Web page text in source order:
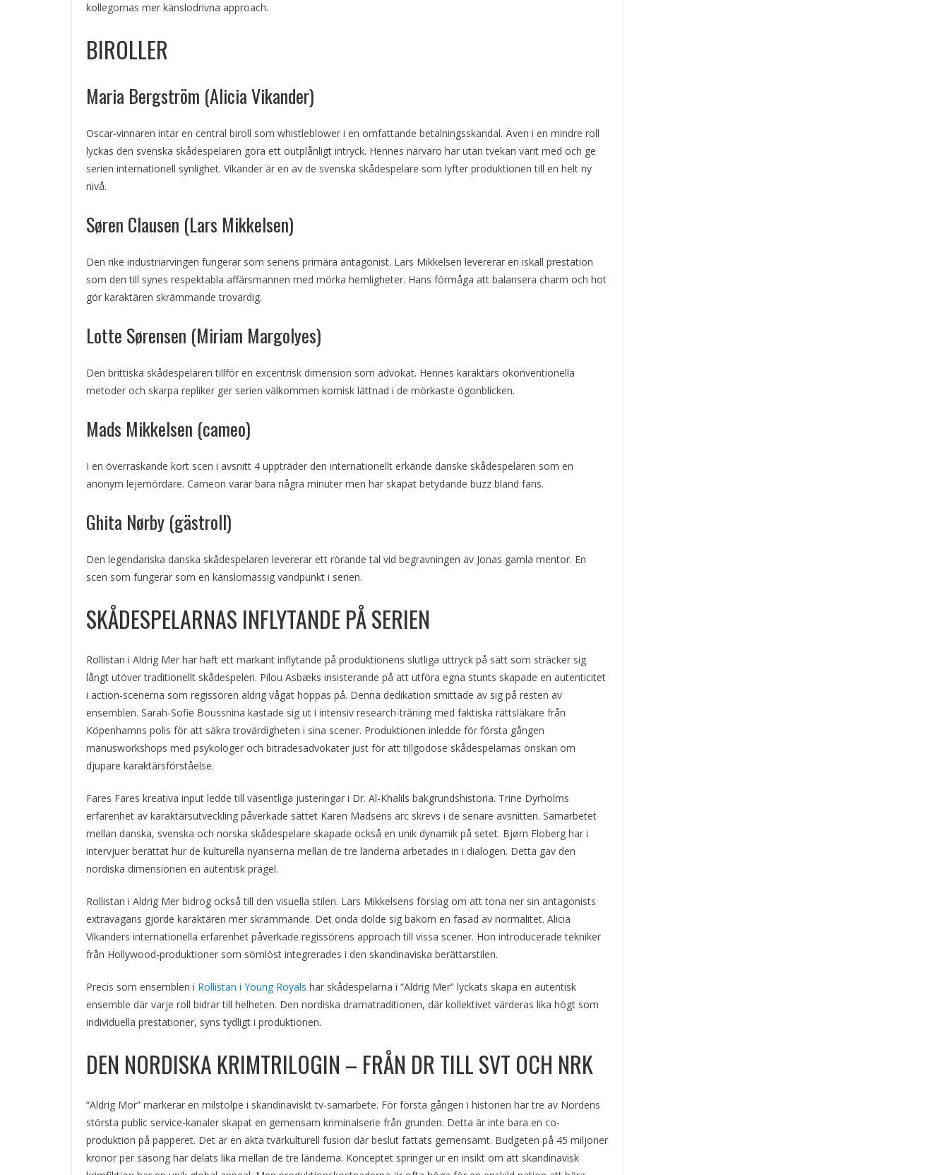
kollegornas mer känslodrivna approach.
BIROLLER
Maria Bergström (Alicia Vikander)
Oscar-vinnaren intar en central biroll som whistleblower i en omfattande betalningsskandal. Även i en mindre roll
lyckas den svenska skådespelaren göra ett outplånligt intryck. Hennes närvaro har utan tvekan varit med och ge
serien internationell synlighet. Vikander är en av de svenska skådespelare som lyfter produktionen till en helt ny
nivå.
Søren Clausen (Lars Mikkelsen)
Den rike industriarvingen fungerar som seriens primära antagonist. Lars Mikkelsen levererar en iskall prestation
som den till synes respektabla affärsmannen med mörka hemligheter. Hans förmåga att balansera charm och hot
gör karaktären skrämmande trovärdig.
Lotte Sørensen (Miriam Margolyes)
Den brittiska skådespelaren tillför en excentrisk dimension som advokat. Hennes karaktärs okonventionella
metoder och skarpa repliker ger serien välkommen komisk lättnad i de mörkaste ögonblicken.
Mads Mikkelsen (cameo)
I en överraskande kort scen i avsnitt 4 uppträder den internationellt erkände danske skådespelaren som en
anonym lejemördare. Cameon varar bara några minuter men har skapat betydande buzz bland fans.
Ghita Nørby (gästroll)
Den legendariska danska skådespelaren levererar ett rörande tal vid begravningen av Jonas gamla mentor. En
scen som fungerar som en känslomässig vändpunkt i serien.
SKÅDESPELARNAS INFLYTANDE PÅ SERIEN
Rollistan i Aldrig Mer har haft ett markant inflytande på produktionens slutliga uttryck på sätt som sträcker sig
långt utöver traditionellt skådespeleri. Pilou Asbæks insisterande på att utföra egna stunts skapade en autenticitet
i action-scenerna som regissören aldrig vågat hoppas på. Denna dedikation smittade av sig på resten av
ensemblen. Sarah-Sofie Boussnina kastade sig ut i intensiv research-träning med faktiska rättsläkare från
Köpenhamns polis för att säkra trovärdigheten i sina scener. Produktionen inledde för första gången
manusworkshops med psykologer och biträdesadvokater just för att tillgodose skådespelarnas önskan om
djupare karaktärsförståelse.
Fares Fares kreativa input ledde till väsentliga justeringar i Dr. Al-Khalils bakgrundshistoria. Trine Dyrholms
erfarenhet av karaktärsutveckling påverkade sättet Karen Madsens arc skrevs i de senare avsnitten. Samarbetet
mellan danska, svenska och norska skådespelare skapade också en unik dynamik på setet. Bjørn Floberg har i
intervjuer berättat hur de kulturella nyanserna mellan de tre länderna arbetades in i dialogen. Detta gav den
nordiska dimensionen en autentisk prägel.
Rollistan i Aldrig Mer bidrog också till den visuella stilen. Lars Mikkelsens förslag om att tona ner sin antagonists
extravagans gjorde karaktären mer skrämmande. Det onda dolde sig bakom en fasad av normalitet. Alicia
Vikanders internationella erfarenhet påverkade regissörens approach till vissa scener. Hon introducerade tekniker
från Hollywood-produktioner som sömlöst integrerades i den skandinaviska berättarstilen.
Precis som ensemblen i Rollistan i Young Royals har skådespelarna i “Aldrig Mer” lyckats skapa en autentisk
ensemble där varje roll bidrar till helheten. Den nordiska dramatraditionen, där kollektivet värderas lika högt som
individuella prestationer, syns tydligt i produktionen.
DEN NORDISKA KRIMTRILOGIN – FRÅN DR TILL SVT OCH NRK
“Aldrig Mor” markerar en milstolpe i skandinaviskt tv-samarbete. För första gången i historien har tre av Nordens
största public service-kanaler skapat en gemensam kriminalserie från grunden. Detta är inte bara en co-
produktion på papperet. Det är en äkta tvärkulturell fusion där beslut fattats gemensamt. Budgeten på 45 miljoner
kronor per säsong har delats lika mellan de tre länderna. Konceptet springer ur en insikt om att skandinavisk